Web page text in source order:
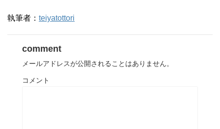
執筆者： teiyatottori
comment
メールアドレスが公開されることはありません。
コメント